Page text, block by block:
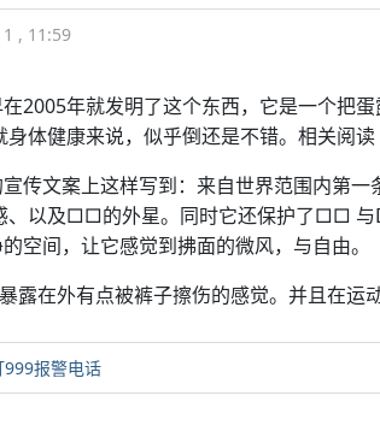
, 11:59
2005年就发明了这个东西，它是一个把
身体健康来说，似乎倒还是不错。相关阅读
传文案上这样写到：来自世界范围内第
、以及□□的外星。同时它还保护了□□ 与
空间，让它感觉到拂面的微风，与自由。
露在外有点被裤子擦伤的感觉。并且在运
报警电话